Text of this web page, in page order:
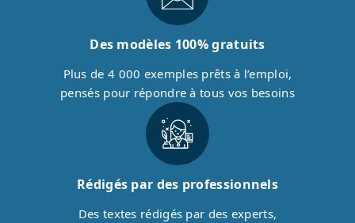
Des modèles 100% gratuits
Plus de 4 000 exemples prêts à l’emploi,
pensés pour répondre à tous vos besoins
Rédigés par des professionnels
Des textes rédigés par des experts,